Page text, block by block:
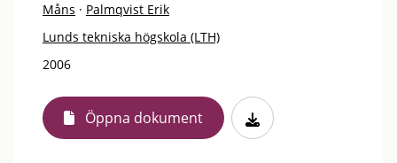
Måns · Palmqvist Erik
Lunds tekniska högskola (LTH)
2006
Öppna dokument